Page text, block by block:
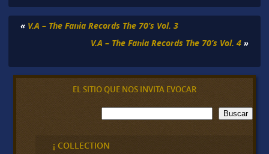
« V.A – The Fania Records The 70’s Vol. 3
V.A – The Fania Records The 70’s Vol. 4 »
EL SITIO QUE NOS INVITA EVOCAR
B
u
c
a
Buscar
¡ COLLECTION